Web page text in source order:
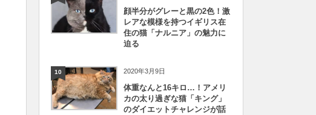
顔半分がグレーと黒の2色！激
レアな模様を持つイギリス在
住の猫「ナルニア」の魅力に
迫る
10 2020年3月9日
体重なんと16キロ…！アメリ
カの太り過ぎな猫「キング」
のダイエットチャレンジが話